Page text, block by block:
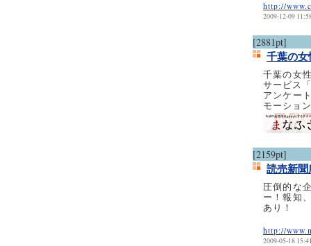
http://
2009-12-09
[2881pt]
千葉の
千葉の女
サービス
アンケー
モーショ
[2159pt]
読売新
圧倒的な
ー！報知
あり！
http://
2009-05-18